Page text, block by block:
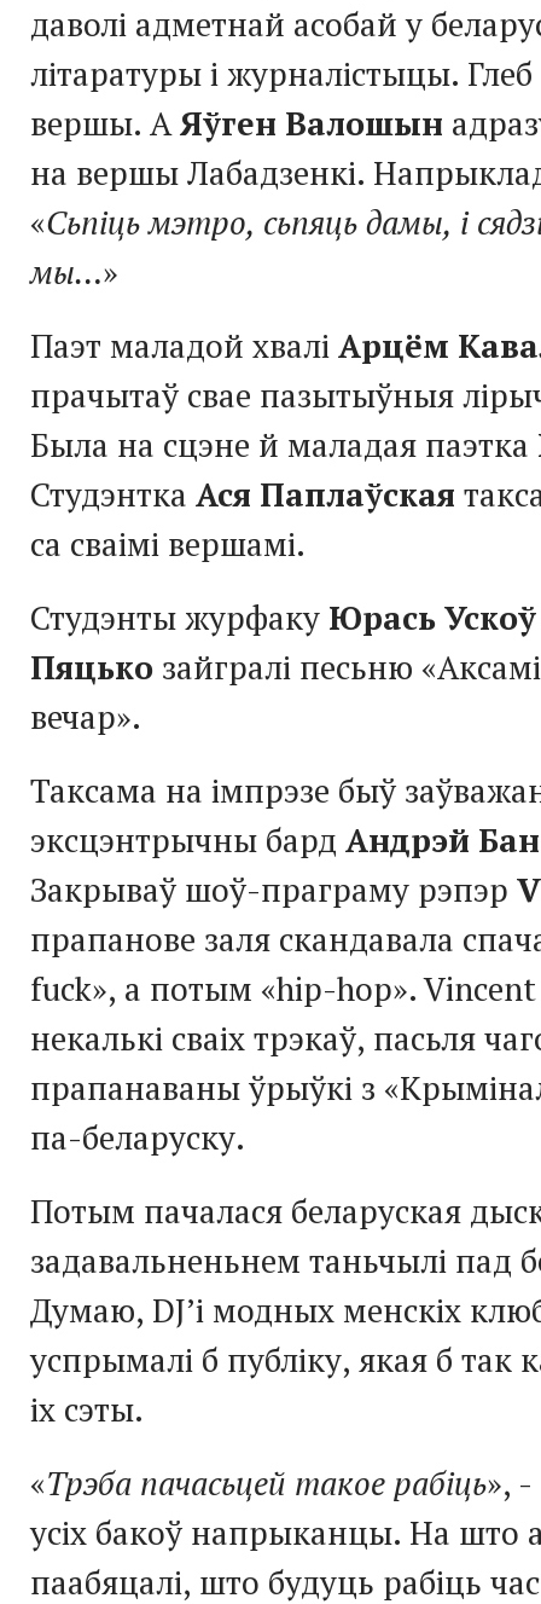
даволі адметнай асобай у
літаратуры і журналістыцы.
вершы. АЯўген Валошын
на вершы Лабадзенкі.
«Сьпіць мэтро, сьпяць дамы, і
мы…»
Паэт маладой хваліАрцём
прачытаў свае пазытыўныя
Была на сцэне й маладая паэтка
Студэнтка Ася Паплаўская
са сваімі вершамі.
Студэнты журфаку Юрась Ускоў
Пяцько зайгралі песьню
вечар».
Таксама на імпрэзе быў
эксцэнтрычны бард Андрэй
Закрываў шоў-праграму рэпэр
прапанове заля скандавала
fuck», а потым «hip-hop».
некалькі сваіх трэкаў, пасьля
прапанаваны ўрыўкі з
па-беларуску.
Потым пачалася беларуская
задавальненьнем таньчылі пад
Думаю, DJ’і модных менскіх
успрымалі б публіку, якая б так
іх сэты.
«Трэба пачасьцей такое рабіць»,
усіх бакоў напрыканцы. На што
паабяцалі, што будуць рабіць